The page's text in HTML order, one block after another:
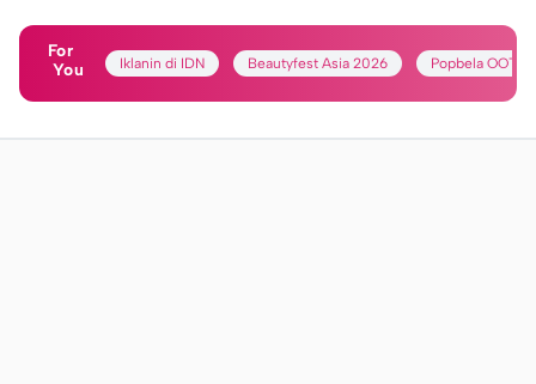
For
You
Iklanin di IDN Beautyfest Asia 2026 Popbela OOTD